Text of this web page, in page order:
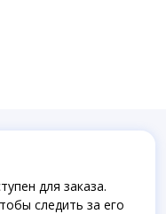
для заказа.
следить за его